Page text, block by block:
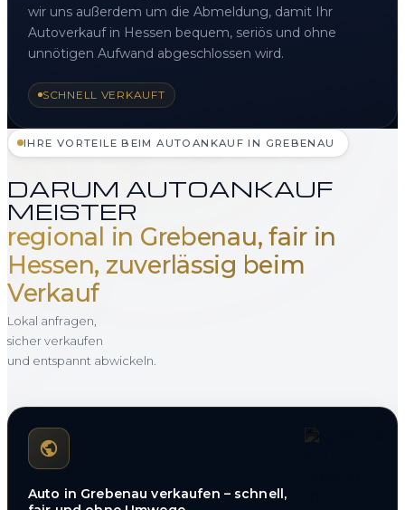
wir uns außerdem um die Abmeldung, damit Ihr
Autoverkauf in Hessen bequem, seriös und ohne
unnötigen Aufwand abgeschlossen wird.
SCHNELL VERKAUFT
IHRE VORTEILE BEIM AUTOANKAUF IN GREBENAU
DARUM AUTOANKAUF
MEISTER
regional in Grebenau, fair in
Hessen, zuverlässig beim
Verkauf
Lokal anfragen,
sicher verkaufen
und entspannt abwickeln.
Auto in Grebenau verkaufen – schnell,